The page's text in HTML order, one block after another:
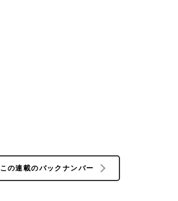
この連載のバックナンバー